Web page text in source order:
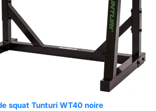
squat Tunturi WT40 noire